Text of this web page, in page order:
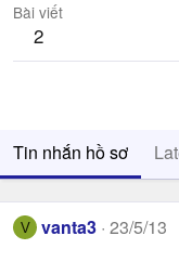
Bài viết
2
Tin nhắn hồ sơ
V vanta3 23/5/13